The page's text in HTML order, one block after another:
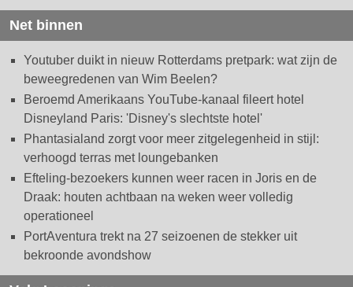
Net binnen
Youtuber duikt in nieuw Rotterdams pretpark: wat zijn de
beweegredenen van Wim Beelen?
Beroemd Amerikaans YouTube-kanaal fileert hotel
Disneyland Paris: 'Disney's slechtste hotel'
Phantasialand zorgt voor meer zitgelegenheid in stijl:
verhoogd terras met loungebanken
Efteling-bezoekers kunnen weer racen in Joris en de
Draak: houten achtbaan na weken weer volledig
operationeel
PortAventura trekt na 27 seizoenen de stekker uit
bekroonde avondshow